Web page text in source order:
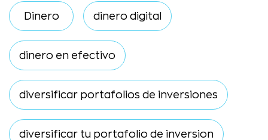
Dinero dinero digital
dinero en efectivo
diversificar portafolios de inversiones
diversificar tu portafolio de inversion